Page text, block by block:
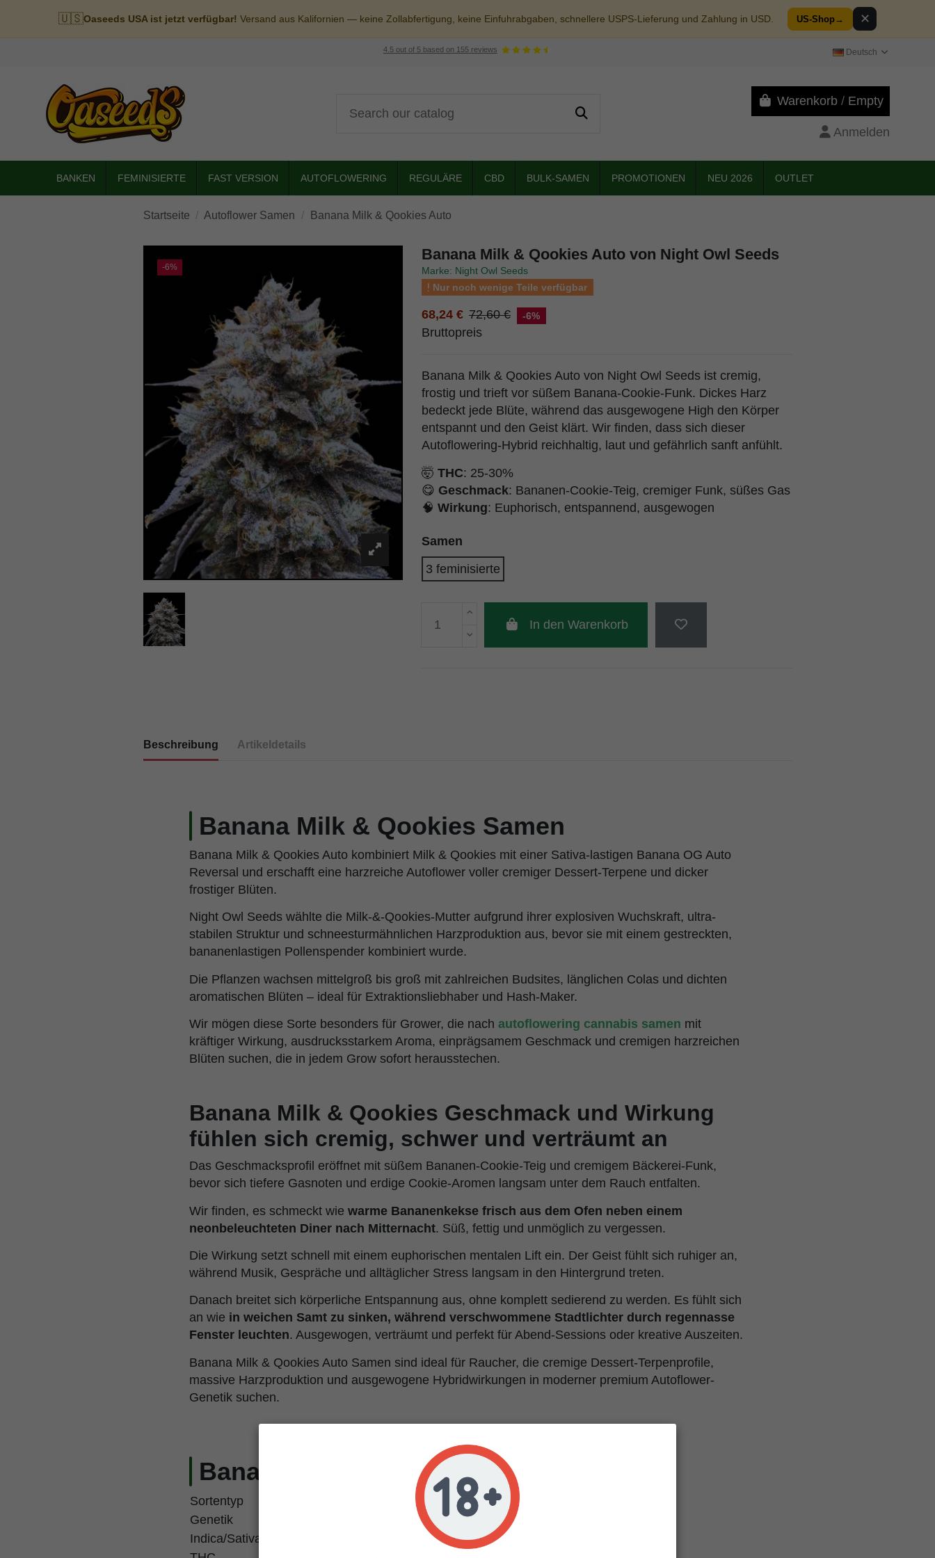
🇺🇸Oaseeds USA ist jetzt verfügbar! Versand aus Kalifornien — keine Zollabfertigung, keine Einfuhrabgaben, schnellere USPS-Lieferung und Zahlung in USD. US-Shop→ ✕
4.5 out of 5 based on 155 reviews Deutsch
Warenkorb / Empty
Anmelden
BANKEN FEMINISIERTE FAST VERSION AUTOFLOWERING REGULÄRE CBD BULK-SAMEN PROMOTIONEN NEU 2026 OUTLET
Startseite Autoflower Samen Banana Milk & Qookies Auto
-6%
Banana Milk & Qookies Auto von Night Owl Seeds
Marke: Night Owl Seeds
Nur noch wenige Teile verfügbar
68,24 € 72,60 € -6%
Bruttopreis
Banana Milk & Qookies Auto von Night Owl Seeds ist cremig,
frostig und trieft vor süßem Banana-Cookie-Funk. Dickes Harz
bedeckt jede Blüte, während das ausgewogene High den Körper
entspannt und den Geist klärt. Wir finden, dass sich dieser
Autoflowering-Hybrid reichhaltig, laut und gefährlich sanft anfühlt.
🤯 THC: 25-30%
😋 Geschmack: Bananen-Cookie-Teig, cremiger Funk, süßes Gas
🧠 Wirkung: Euphorisch, entspannend, ausgewogen
Samen
3 feminisierte
In den Warenkorb
Beschreibung Artikeldetails
Banana Milk & Qookies Samen
Banana Milk & Qookies Auto kombiniert Milk & Qookies mit einer Sativa-lastigen Banana OG Auto
Reversal und erschafft eine harzreiche Autoflower voller cremiger Dessert-Terpene und dicker
frostiger Blüten.
Night Owl Seeds wählte die Milk-&-Qookies-Mutter aufgrund ihrer explosiven Wuchskraft, ultra-
stabilen Struktur und schneesturmähnlichen Harzproduktion aus, bevor sie mit einem gestreckten,
bananenlastigen Pollenspender kombiniert wurde.
Die Pflanzen wachsen mittelgroß bis groß mit zahlreichen Budsites, länglichen Colas und dichten
aromatischen Blüten – ideal für Extraktionsliebhaber und Hash-Maker.
Wir mögen diese Sorte besonders für Grower, die nach autoflowering cannabis samen mit
kräftiger Wirkung, ausdrucksstarkem Aroma, einprägsamem Geschmack und cremigen harzreichen
Blüten suchen, die in jedem Grow sofort herausstechen.
Banana Milk & Qookies Geschmack und Wirkung
fühlen sich cremig, schwer und verträumt an
Das Geschmacksprofil eröffnet mit süßem Bananen-Cookie-Teig und cremigem Bäckerei-Funk,
bevor sich tiefere Gasnoten und erdige Cookie-Aromen langsam unter dem Rauch entfalten.
Wir finden, es schmeckt wie warme Bananenkekse frisch aus dem Ofen neben einem
neonbeleuchteten Diner nach Mitternacht. Süß, fettig und unmöglich zu vergessen.
Die Wirkung setzt schnell mit einem euphorischen mentalen Lift ein. Der Geist fühlt sich ruhiger an,
während Musik, Gespräche und alltäglicher Stress langsam in den Hintergrund treten.
Danach breitet sich körperliche Entspannung aus, ohne komplett sedierend zu werden. Es fühlt sich
an wie in weichen Samt zu sinken, während verschwommene Stadtlichter durch regennasse
Fenster leuchten. Ausgewogen, verträumt und perfekt für Abend-Sessions oder kreative Auszeiten.
Banana Milk & Qookies Auto Samen sind ideal für Raucher, die cremige Dessert-Terpenprofile,
massive Harzproduktion und ausgewogene Hybridwirkungen in moderner premium Autoflower-
Genetik suchen.
Banana Milk & Qookies Eigenschaften
Sortentyp
Genetik
Milk & Qookies x Banana OG Auto reversal
Indica/Sativa